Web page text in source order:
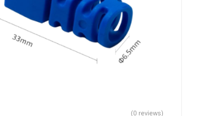
(0 reviews)